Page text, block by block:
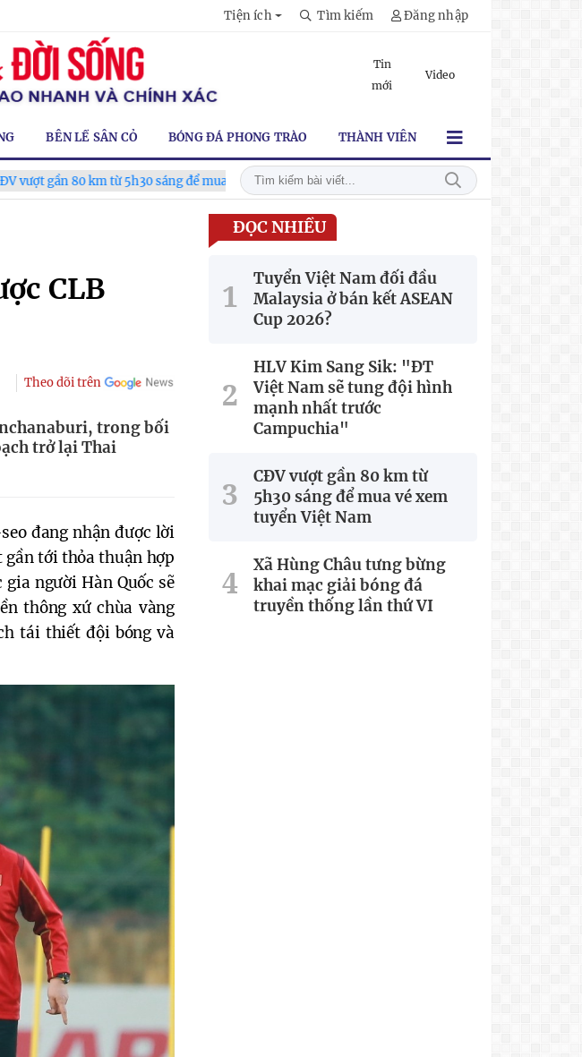
Tiện ích Tìm kiếm Đăng nhập
Tin
mới
Video
BÊN LỀ SÂN CỎ BÓNG ĐÁ PHONG TRÀO THÀNH VIÊN
80 km từ 5h30 sáng để mua vé xem tuyển Việt Nam Tuyển Việt Nam đối đầu Malaysia ở bán
CLB
Theo dõi trên
trong bối
trở lại Thai
đang nhận được lời
gần tới thỏa thuận hợp
người Hàn Quốc sẽ
thông xứ chùa vàng
tái thiết đội bóng và
ĐỌC NHIỀU
Tuyển Việt Nam đối đầu
Malaysia ở bán kết ASEAN
Cup 2026?
HLV Kim Sang Sik: "ĐT
Việt Nam sẽ tung đội hình
mạnh nhất trước
Campuchia"
CĐV vượt gần 80 km từ
5h30 sáng để mua vé xem
tuyển Việt Nam
Xã Hùng Châu tưng bừng
khai mạc giải bóng đá
truyền thống lần thứ VI